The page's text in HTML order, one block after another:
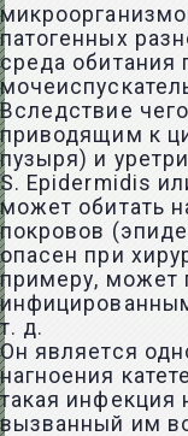
патогенных
среда обитания
Вследствие
приводящим к
пузыря) и
S. Epidermidis
может обитать
покровов
опасен при
примеру, может
т. д.
Он является
нагноения
такая инфекция
вызванный им